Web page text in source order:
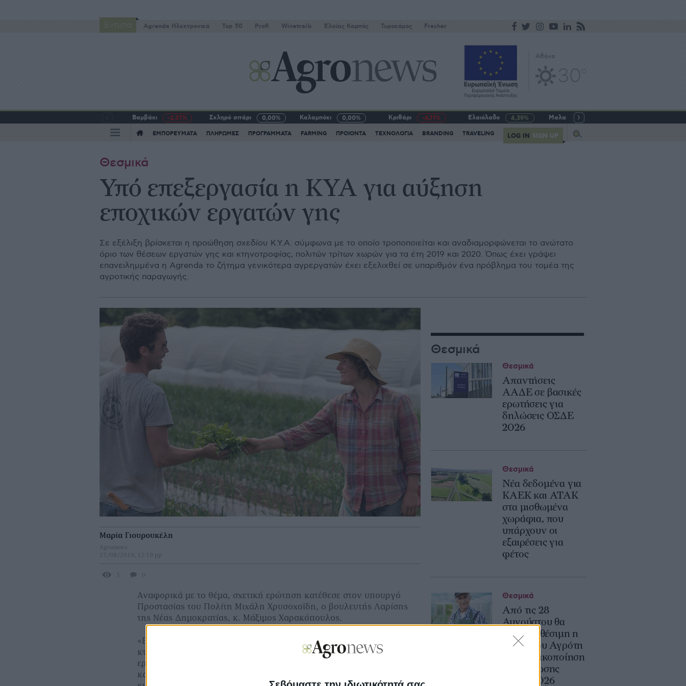
Έντυπα Agrenda Ηλεκτρονικά Top 50 Profi Winetrails Eλαίας Καρπός Τυροκόμος Fresher
Βαμβάκι -2,37% Σκληρό σιτάρι 0,00% Καλαμπόκι 0,00% Κριθάρι -6,71% Ελαιόλαδο 4,39% Μαλακό σιτάρι
ΕΜΠΟΡΕΥΜΑΤΑ ΠΛΗΡΩΜΕΣ ΠΡΟΓΡΑΜΜΑΤΑ FARMING ΠΡΟΙΟΝΤΑ ΤΕΧΝΟΛΟΓΙΑ BRANDING TRAVELING LOG IN SIGN UP
Θεσμικά
Υπό επεξεργασία η ΚΥΑ για αύξηση
εποχικών εργατών γης
Σε εξέλιξη βρίσκεται η προώθηση σχεδίου Κ.Υ.Α. σύμφωνα με το οποίο τροποποιείται και αναδιαμορφώνεται το ανώτατο
όριο των θέσεων εργατών γης και κτηνοτροφίας, πολιτών τρίτων χωρών για τα έτη 2019 και 2020. Όπως έχει γράψει
επανειλημμένα η Agrenda το ζήτημα γενικότερα αγρεργατών έχει εξελιχθεί σε υπαριθμόν ένα πρόβλημα του τομέα της
αγροτικής παραγωγής.
Μαρία Γιουρουκέλη
Agronews
27/08/2019, 12:19 μμ
5 0
Aναφορικά με το θέμα, σχετική ερώτηση κατέθεσε στον υπουργό
Προστασίας του Πολίτη Μιχάλη Χρυσοχοΐδη, ο βουλευτής Λαρίσης
της Νέας Δημοκρατίας, κ. Μάξιμος Χαρακόπουλος.
«Είναι θετική η ανταπόκριση της κυβέρνησης στο αίτημά των
κτηνοτρόφων του νομού μας, που διατύπωσα με σχετική μου
ερώτηση, για την αύξηση του αριθμού των εποχικών εργατών γης
και των εργατών κτηνοτροφίας. Θεωρώ ότι η επιτυχία του
Θεσμικά
Απαντήσεις
ΑΑΔΕ σε βασικές
ερωτήσεις για
δηλώσεις ΟΣΔΕ
2026
Θεσμικά
Νέα δεδομένα για
ΚΑΕΚ και ΑΤΑΚ
στα μισθωμένα
χωράφια, που
υπάρχουν οι
εξαιρέσεις για
φέτος
Θεσμικά
Από τις 28
Αυγούστου θα
είναι διαθέσιμη η
Κάρτα του Αγρότη
με οριστικοποίηση
της δήλωσης
ΟΣΔΕ 2026
Θεσμικά